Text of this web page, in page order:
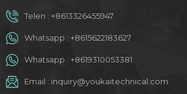
Telen : +8613326455947
Whatsapp : +8615622183627
Whatsapp : +8619310053381
Email : inquiry@youkaitechnical.com